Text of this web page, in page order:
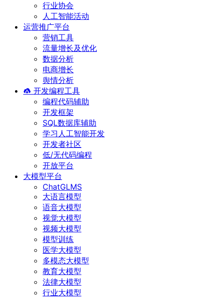
行业协会
人工智能活动
运营推广平台
营销工具
流量增长及优化
数据分析
电商增长
舆情分析
开发编程工具
编程代码辅助
开发框架
SQL数据库辅助
学习人工智能开发
开发者社区
低/无代码编程
开放平台
大模型平台
ChatGLMS
大语言模型
语音大模型
视觉大模型
视频大模型
模型训练
医学大模型
多模态大模型
教育大模型
法律大模型
行业大模型